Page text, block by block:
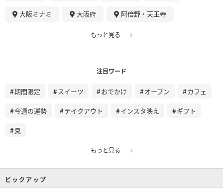
大阪ミナミ 大阪府 阿倍野・天王寺
もっと見る
注目ワード
期間限定 スイーツ おでかけ オープン カフェ
今週の運勢 テイクアウト インスタ映え ギフト
夏
もっと見る
ピックアップ